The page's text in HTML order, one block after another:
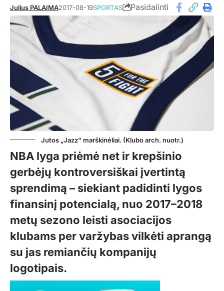
Julius PALAIMA2017-08-19SPORTAS Pasidalinti
Jutos „Jazz“ marškinėliai. (Klubo arch. nuotr.)
NBA lyga priėmė net ir krepšinio
gerbėjų kontroversiškai įvertintą
sprendimą – siekiant padidinti lygos
finansinį potencialą, nuo 2017–2018
metų sezono leisti asociacijos
klubams per varžybas vilkėti aprangą
su jas remiančių kompanijų
logotipais.